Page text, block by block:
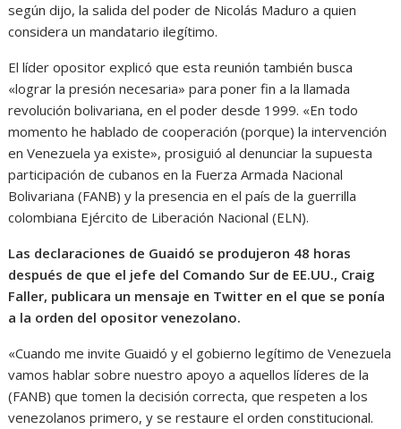
según dijo, la salida del poder de Nicolás Maduro a quien
considera un mandatario ilegítimo.
El líder opositor explicó que esta reunión también busca
«lograr la presión necesaria» para poner fin a la llamada
revolución bolivariana, en el poder desde 1999. «En todo
momento he hablado de cooperación (porque) la intervención
en Venezuela ya existe», prosiguió al denunciar la supuesta
participación de cubanos en la Fuerza Armada Nacional
Bolivariana (FANB) y la presencia en el país de la guerrilla
colombiana Ejército de Liberación Nacional (ELN).
Las declaraciones de Guaidó se produjeron 48 horas
después de que el jefe del Comando Sur de EE.UU., Craig
Faller, publicara un mensaje en Twitter en el que se ponía
a la orden del opositor venezolano.
«Cuando me invite Guaidó y el gobierno legítimo de Venezuela
vamos hablar sobre nuestro apoyo a aquellos líderes de la
(FANB) que tomen la decisión correcta, que respeten a los
venezolanos primero, y se restaure el orden constitucional.